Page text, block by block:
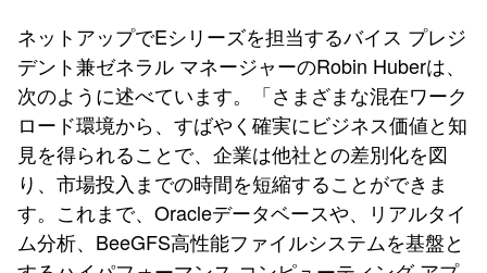
ネットアップでEシリーズを担当するバイス プレジ
デント兼ゼネラル マネージャーのRobin Huberは、
次のように述べています。「さまざまな混在ワーク
ロード環境から、すばやく確実にビジネス価値と知
見を得られることで、企業は他社との差別化を図
り、市場投入までの時間を短縮することができま
す。これまで、Oracleデータベースや、リアルタイ
ム分析、BeeGFS高性能ファイルシステムを基盤と